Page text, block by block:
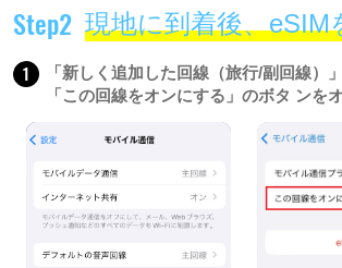
Step2 現地に到着後、eSIM
1
「新しく追加した回線（旅行/副回線）
「この回線をオンにする」のボタ ンを